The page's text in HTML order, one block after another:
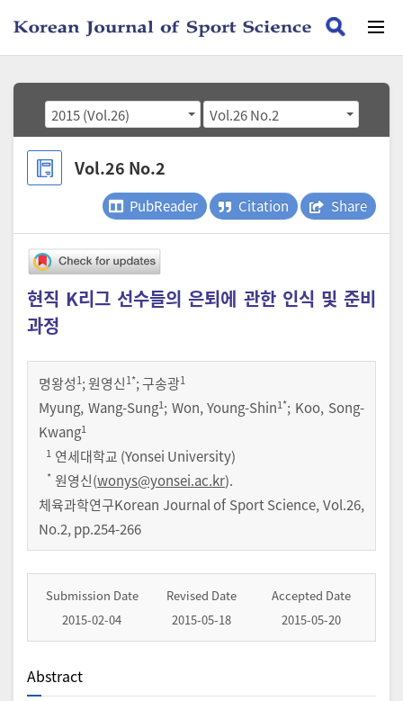
2015 (Vol.26) Vol.26 No.2
Vol.26 No.2
PubReader Citation Share
현직 K리그 선수들의 은퇴에 관한 인식 및 준비
과정
명왕성1;원영신1*;구송광1
Myung, Wang-Sung1; Won, Young-Shin1*; Koo, Song-
Kwang1
1 연세대학교 (Yonsei University)
* 원영신(wonys@yonsei.ac.kr).
체육과학연구Korean Journal of Sport Science,Vol.26,
No.2,pp.254-266
Submission Date
2015-02-04
Revised Date
2015-05-18
Accepted Date
2015-05-20
Abstract